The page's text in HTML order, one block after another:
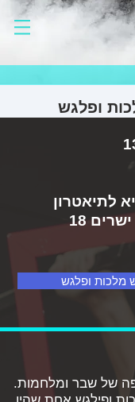
לתיאטרון
כתובת: מסילת ישרים 18
מלכות ופלגש
של שבר ומלחמות.
ופלגש